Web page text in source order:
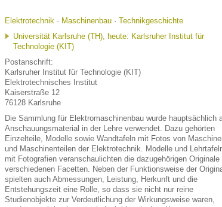
Elektrotechnik · Maschinenbau · Technikgeschichte
Universität Karlsruhe (TH), heute: Karlsruher Institut für
Technologie (KIT)
Postanschrift:
Karlsruher Institut für Technologie (KIT)
Elektrotechnisches Institut
Kaiserstraße 12
76128 Karlsruhe
Die Sammlung für Elektromaschinenbau wurde hauptsächlich
Anschauungsmaterial in der Lehre verwendet. Dazu gehörten
Einzelteile, Modelle sowie Wandtafeln mit Fotos von
und Maschinenteilen der Elektrotechnik. Modelle und
mit Fotografien veranschaulichten die dazugehörigen Originale
verschiedenen Facetten. Neben der Funktionsweise der
spielten auch Abmessungen, Leistung, Herkunft und die
Entstehungszeit eine Rolle, so dass sie nicht nur reine
Studienobjekte zur Verdeutlichung der Wirkungsweise waren,